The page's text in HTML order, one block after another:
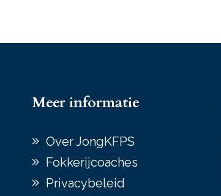
Meer informatie
Over JongKFPS
Fokkerijcoaches
Privacybeleid